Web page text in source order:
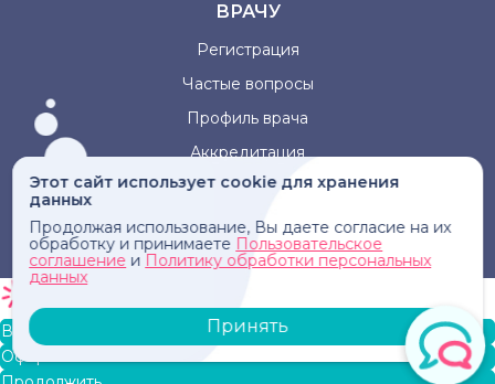
Этот сайт использует cookie для хранения
данных
Продолжая использование, Вы даете согласие на их
обработку и принимаете Пользовательское
соглашение и Политику обработки персональных
данных
Принять
ВРАЧУ
Регистрация
Частые вопросы
Профиль врача
Аккредитация
Информация, представленная на сайте, не может быть
использована для постановки диагноза, назначения
лечения и не заменяет прием врача.
В корзину
Оформление заказа